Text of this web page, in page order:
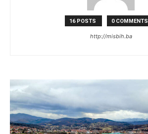
16 POSTS 0 COMMENTS
http://misbih.ba